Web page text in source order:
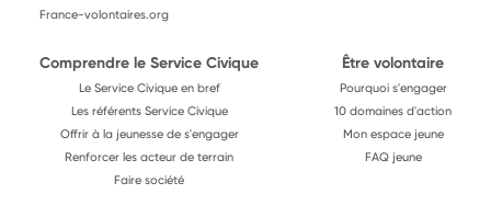
France-volontaires.org
Comprendre le Service Civique
Le Service Civique en bref
Les référents Service Civique
Offrir à la jeunesse de s'engager
Renforcer les acteur de terrain
Faire société
Être volontaire
Pourquoi s'engager
10 domaines d'action
Mon espace jeune
FAQ jeune